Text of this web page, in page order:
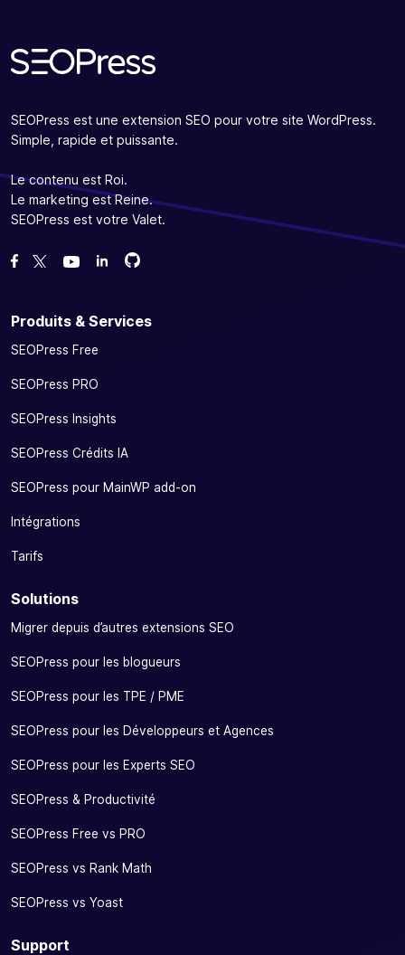
SEOPress est une extension SEO pour votre site WordPress.
Simple, rapide et puissante.
Le contenu est Roi.
Le marketing est Reine.
SEOPress est votre Valet.
Likez notre page Facebook
Suivez-nous sur Twitter
Nous voir sur YouTube
Forcez-nous sur GitHub
Forcez-nous sur GitHub
Produits & Services
SEOPress Free
SEOPress PRO
SEOPress Insights
SEOPress Crédits IA
SEOPress pour MainWP add-on
Intégrations
Tarifs
Solutions
Migrer depuis d’autres extensions SEO
SEOPress pour les blogueurs
SEOPress pour les TPE / PME
SEOPress pour les Développeurs et Agences
SEOPress pour les Experts SEO
SEOPress & Productivité
SEOPress Free vs PRO
SEOPress vs Rank Math
SEOPress vs Yoast
Support